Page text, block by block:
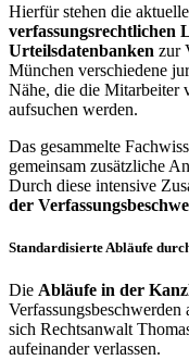
Hierfür stehen die
verfassungsrechtlichen
Urteilsdatenbanken zur
München verschiedene
Nähe, die die Mitarbeiter
aufsuchen werden.
Das gesammelte
gemeinsam zusätzliche
Durch diese intensive
der
Standardisierte Abläufe
Die Abläufe in der
Verfassungsbeschwerden
sich Rechtsanwalt
aufeinander verlassen.